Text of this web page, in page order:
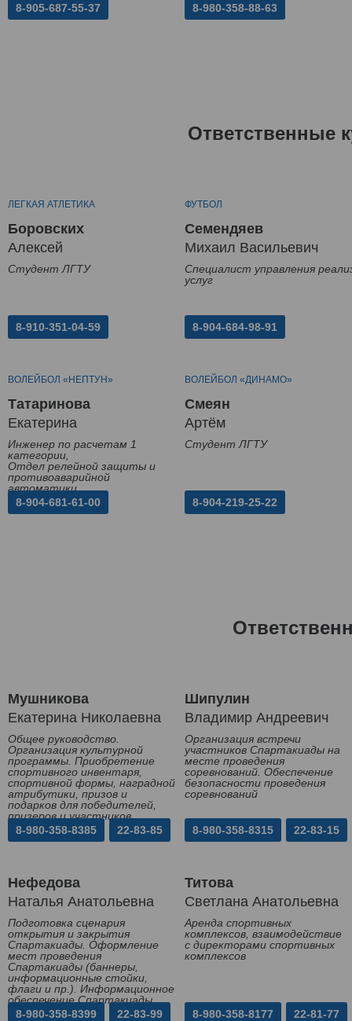
8-905-687-55-37 8-980-358-88-63
Ответственные
ЛЕГКАЯ АТЛЕТИКА
Боровских
Алексей
Студент ЛГТУ
8-910-351-04-59
ФУТБОЛ
Семендяев
Михаил Васильевич
Специалист управления
услуг
8-904-684-98-91
ВОЛЕЙБОЛ «НЕПТУН»
Татаринова
Екатерина
Инженер по расчетам 1
категории,
Отдел релейной защиты и
противоаварийной
автоматики
8-904-681-61-00
ВОЛЕЙБОЛ «ДИНАМО»
Смеян
Артём
Студент ЛГТУ
8-904-219-25-22
Мушникова
Екатерина Николаевна
Общее руководство.
Организация культурной
программы. Приобретение
спортивного инвентаря,
спортивной формы, наградной
атрибутики, призов и
подарков для победителей,
призеров и участников
Спартакиады
8-980-358-8385 22-83-85
Шипулин
Владимир Андреевич
Организация встречи
участников Спартакиады на
месте проведения
соревнований. Обеспечение
безопасности проведения
соревнований
8-980-358-8315 22-83-15
Нефедова
Наталья Анатольевна
Подготовка сценария
открытия и закрытия
Спартакиады. Оформление
мест проведения
Спартакиады (баннеры,
информационные стойки,
флаги и пр.). Информационное
обеспечение Спартакиады
8-980-358-8399
22-83-99
Титова
Светлана Анатольевна
Аренда спортивных
комплексов, взаимодействие
с директорами спортивных
комплексов
8-980-358-8177 22-81-77